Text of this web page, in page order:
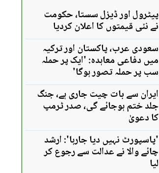
پیٹرول اور ڈیزل سستا، حکومت
نے نئی قیمتوں کا اعلان کردیا
سعودی عرب، پاکستان اور ترکیہ
میں دفاعی معاہدہ: 'ایک پر حملہ
سب پر حملہ تصور ہوگا'
ایران سے بات چیت جاری ہے، جنگ
جلد ختم ہوجائے گی، صدر ٹرمپ
کا دعویٰ
'پاسپورٹ نہیں دیا جارہا': ارشد
چائے والا نے عدالت سے رجوع کر
لیا